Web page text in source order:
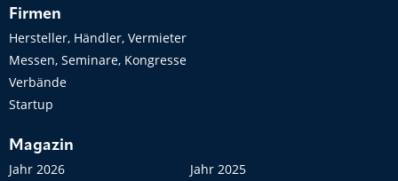
Firmen
Hersteller, Händler, Vermieter
Messen, Seminare, Kongresse
Verbände
Startup
Magazin
Jahr 2026
Jahr 2025